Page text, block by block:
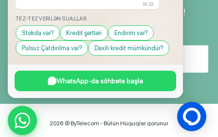
Yeniliklərimizdən ilk siz xəbərdar olun!
2026 © ByTelecom - Bütün Hüquqlar qorunur
16:33
TEZ-TEZ VERILƏN SUALLAR:
Stokda var? Kredit şərtləri Endirim var?
Pulsuz Çatdırılma var? Daxili kredit mümkündür?
WhatsApp-da söhbətə başla